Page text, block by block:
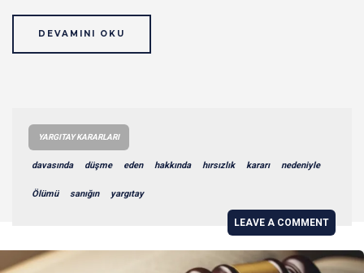
DEVAMINI OKU
YARGITAY KARARLARI
davasında düşme eden hakkında hırsızlık kararı nedeniyle
Ölümü sanığın yargıtay
LEAVE A COMMENT